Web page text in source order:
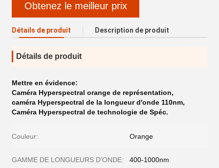
Obtenez le meilleur prix
Détails de produit Description de produit
Détails de produit
Mettre en évidence:
Caméra Hyperspectral orange de représentation,
caméra Hyperspectral de la longueur d'onde 110nm,
Caméra Hyperspectral de technologie de Spéc.
Couleur: Orange
GAMME DE LONGUEURS D'ONDE: 400-1000nm